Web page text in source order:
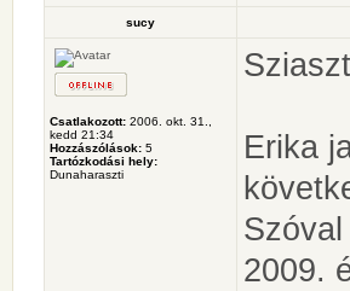
sucy
Csatlakozott: 2006. okt. 31.,
kedd 21:34
Hozzászólások: 5
Tartózkodási hely:
Dunaharaszti
Erika
2009.